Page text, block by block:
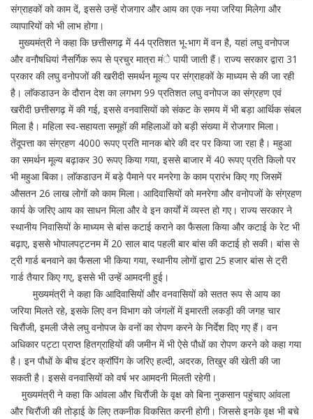
संग्राहकों को काम दें, इससे उन्हें रोजगार और आय का एक नया जरिया मिलेगा और
व्यापारियों को भी लाभ होगा।
मुख्यमंत्री ने कहा कि छत्तीसगढ़ में 44 प्रतिशत भू-भाग में वन है, यहां लघु वनोपज
और वनौषधियां नैसर्गिक रूप से प्रचुर मात्रा मंे पायी जाती हैं। राज्य सरकार द्वारा 31
प्रकार की लघु वनोपजों की खरीदी समर्थन मूल्य पर संग्राहकों के माध्यम से की जा रही
है। लाॅकडाउन के दौरान देश का लगभग 99 प्रतिशत लघु वनोपज का संग्रहण एवं
खरीदी छत्तीसगढ़ में की गई, इससे वनवासियों को संकट के समय में भी बड़ा आर्थिक संबल
मिला है। महिला स्व-सहायता समूहों की महिलाओं को बड़ी संख्या में रोजगार मिला।
तेंदूपत्ता का संग्रहण 4000 रूपए प्रति मानक बोरे की दर पर किया जा रहा है। महुआ
का समर्थन मूल्य बढ़ाकर 30 रूपए किया गया, इससे बाजार में 40 रूपए प्रति किलो पर
भी महुआ बिका। लाॅकडाउन में बड़े पैमाने पर मनरेगा के काम प्रारंभ किए गए जिसमें
औसतन 26 लाख लोगों को काम मिला। आदिवासियों को मनरेगा और वनोपजों के संग्रहण
कार्य के जरिए आय का साधन मिला और वे इन कार्याें में व्यस्त हो गए। राज्य सरकार ने
स्थानीय निवासियों के माध्यम से बांस कटाई कराने का फैसला किया और कटाई के रेट भी
बढ़ाए, इससे भोपालपट्टनम में 20 साल बाद पहली बार बांस की कटाई हो सकी। बांस से
ट्री गार्ड बनवाने का फैसला भी किया गया, स्थानीय लोगों द्वारा 25 हजार बांस से ट्री
गार्ड तैयार किए गए, इससे भी उन्हें आमदनी हुई।
मुख्यमंत्री ने कहा कि आदिवासियों और वनवासियों को सतत रूप से आय का
जरिया मिलते रहे, इसके लिए वन विभाग को जंगलों में इमारती लकड़ी की जगह चार
चिरौंजी, इमली जैसे लघु वनोपज के वनों का रोपण करने के निर्देश दिए गए हैं। वन
अधिकार पट्टा प्राप्त हितग्राहियों की जमीन में भी ऐसे पौधों का रोपण करने को कहा गया
है। इन पौधों के बीच इंटर क्राॅपिंग के जरिए हल्दी, अदरक, तिखुर की खेती की जा
सकती है। इससे वनवासियों को वर्ष भर आमदनी मिलती रहेगी।
मुख्यमंत्री ने कहा कि आंवला और चिरौंजी के वृक्ष को बिना नुकसान पहुंचाए आंवला
और चिरौंजी की तोड़ाई के लिए तकनीक विकसित करनी होगी। जिससे इनके वृक्ष भी बचे